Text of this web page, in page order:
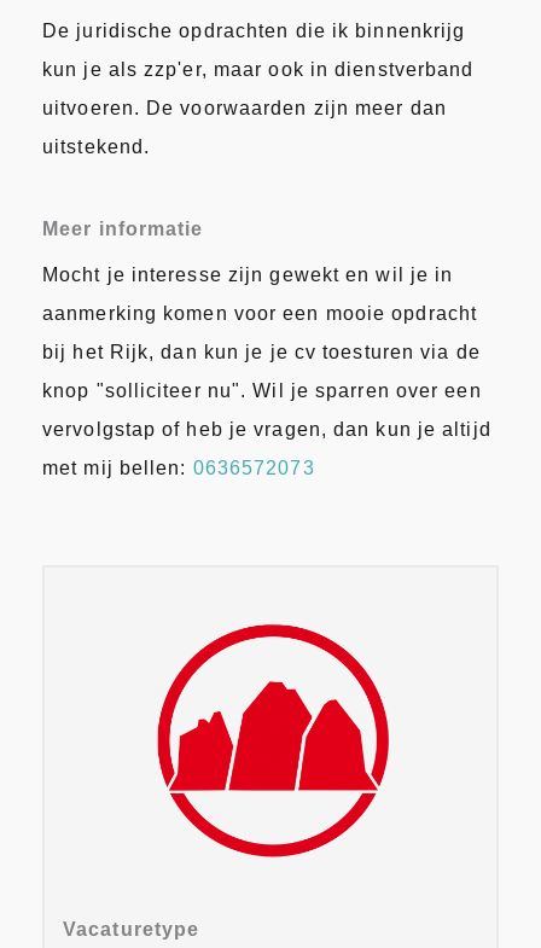
De juridische opdrachten die ik binnenkrijg
kun je als zzp'er, maar ook in dienstverband
uitvoeren. De voorwaarden zijn meer dan
uitstekend.
Meer informatie
Mocht je interesse zijn gewekt en wil je in
aanmerking komen voor een mooie opdracht
bij het Rijk, dan kun je je cv toesturen via de
knop "solliciteer nu". Wil je sparren over een
vervolgstap of heb je vragen, dan kun je altijd
met mij bellen: 0636572073
Vacaturetype